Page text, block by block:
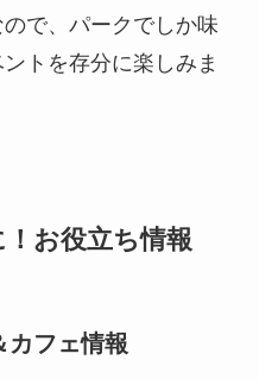
で、パークでしか味
トを存分に楽しみま
お役立ち情報
カフェ情報